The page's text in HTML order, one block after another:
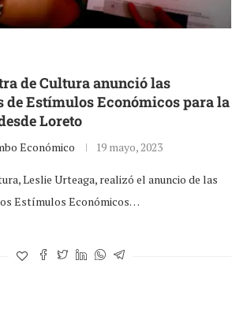
de Cultura anunció las
de Estímulos Económicos para la
Loreto
Económico 19 mayo, 2023
Leslie Urteaga, realizó el anuncio de las
Estímulos Económicos…